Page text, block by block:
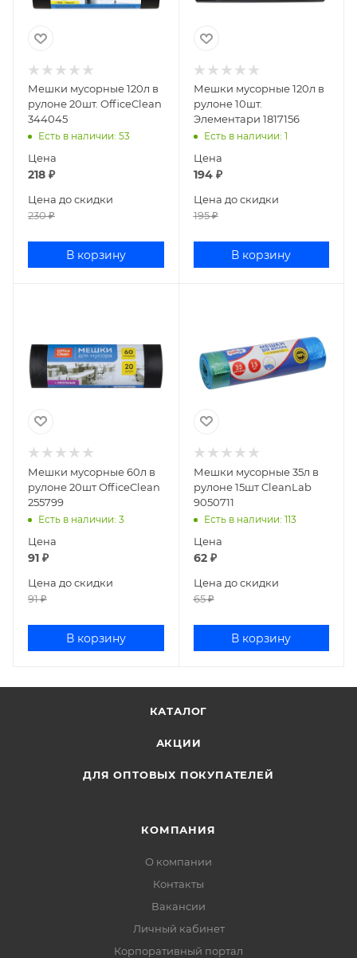
Мешки мусорные 120л в
рулоне 20шт. OfficeClean
344045
Есть в наличии: 53
Цена
218 ₽
Цена до скидки
230₽
В корзину
Мешки мусорные 120л в
рулоне 10шт.
Элементари 1817156
Есть в наличии: 1
Цена
194₽
Цена до скидки
195₽
В корзину
Мешки мусорные 60л в
рулоне 20шт OfficeClean
255799
Есть в наличии: 3
Цена
91 ₽
Цена до скидки
91₽
В корзину
Мешки мусорные 35л в
рулоне 15шт CleanLab
9050711
Есть в наличии: 113
Цена
62₽
Цена до скидки
65₽
В корзину
КАТАЛОГ
АКЦИИ
ДЛЯ ОПТОВЫХ ПОКУПАТЕЛЕЙ
КОМПАНИЯ
О компании
Контакты
Вакансии
Личный кабинет
Корпоративный портал